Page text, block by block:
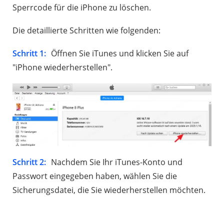
Sperrcode für die iPhone zu löschen.
Die detaillierte Schritten wie folgenden:
Schritt 1: Öffnen Sie iTunes und klicken Sie auf
"iPhone wiederherstellen".
Schritt 2: Nachdem Sie Ihr iTunes-Konto und
Passwort eingegeben haben, wählen Sie die
Sicherungsdatei, die Sie wiederherstellen möchten.